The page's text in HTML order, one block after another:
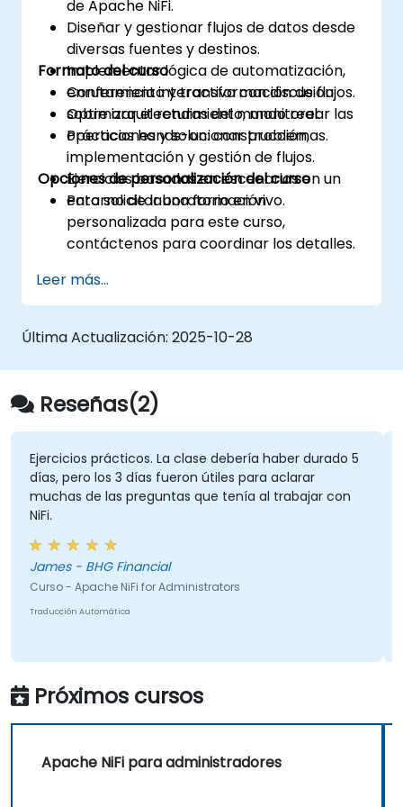
de Apache NiFi.
Diseñar y gestionar flujos de datos desde
diversas fuentes y destinos.
Implementar lógica de automatización,
enrutamiento y transformación de flujos.
Optimizar el rendimiento, monitorear las
operaciones y solucionar problemas.
Formato del curso
Conferencia interactiva con discusión
sobre arquitecturas del mundo real.
Prácticas hands-on: construcción,
implementación y gestión de flujos.
Ejercicios basados en escenarios en un
entorno de laboratorio en vivo.
Opciones de personalización del curso
Para solicitar una formación
personalizada para este curso,
contáctenos para coordinar los detalles.
Leer más...
Última Actualización: 2025-10-28
Reseñas(2)
Ejercicios prácticos. La clase debería haber durado 5
días, pero los 3 días fueron útiles para aclarar
muchas de las preguntas que tenía al trabajar con
NiFi.
James - BHG Financial
Curso - Apache NiFi for Administrators
Traducción Automática
Próximos cursos
Apache NiFi para administradores